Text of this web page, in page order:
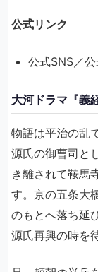
公式リンク
公式SNS／
大河ドラマ『義
物語は平治の乱
源氏の御曹司と
き離されて鞍馬
す。京の五条大
のもとへ落ち延
源氏再興の時を